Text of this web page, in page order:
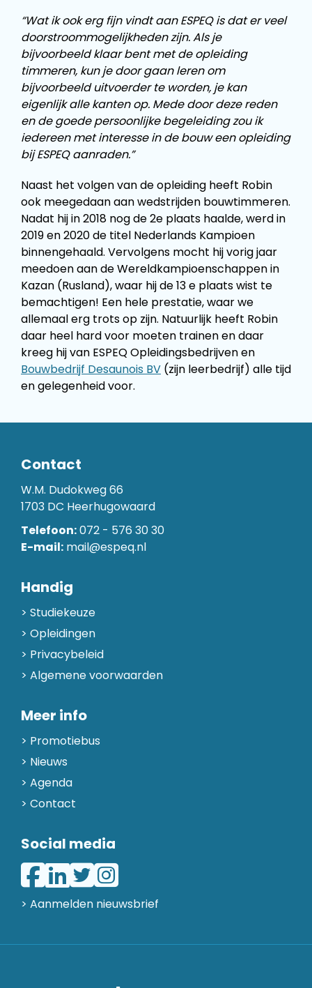
“Wat ik ook erg fijn vindt aan ESPEQ is dat er veel
doorstroommogelijkheden zijn. Als je
bijvoorbeeld klaar bent met de opleiding
timmeren, kun je door gaan leren om
bijvoorbeeld uitvoerder te worden, je kan
eigenlijk alle kanten op. Mede door deze reden
en de goede persoonlijke begeleiding zou ik
iedereen met interesse in de bouw een opleiding
bij ESPEQ aanraden.”
Naast het volgen van de opleiding heeft Robin
ook meegedaan aan wedstrijden bouwtimmeren.
Nadat hij in 2018 nog de 2e plaats haalde, werd in
2019 en 2020 de titel Nederlands Kampioen
binnengehaald. Vervolgens mocht hij vorig jaar
meedoen aan de Wereldkampioenschappen in
Kazan (Rusland), waar hij de 13 e plaats wist te
bemachtigen! Een hele prestatie, waar we
allemaal erg trots op zijn. Natuurlijk heeft Robin
daar heel hard voor moeten trainen en daar
kreeg hij van ESPEQ Opleidingsbedrijven en
Bouwbedrijf Desaunois BV (zijn leerbedrijf) alle tijd
en gelegenheid voor.
Contact
W.M. Dudokweg 66
1703 DC Heerhugowaard
Telefoon:072 - 576 30 30
E-mail: mail@espeq.nl
Handig
Studiekeuze
Opleidingen
Privacybeleid
Algemene voorwaarden
Meer info
Promotiebus
Nieuws
Agenda
Contact
Social media
> Aanmelden nieuwsbrief